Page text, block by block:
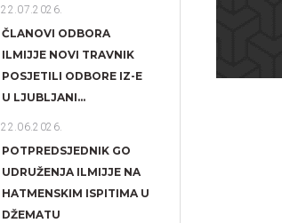
22.07.2026.
ČLANOVI ODBORA
ILMIJJE NOVI TRAVNIK
POSJETILI ODBORE IZ-E
U LJUBLJANI...
22.06.2026.
POTPREDSJEDNIK GO
UDRUŽENJA ILMIJJE NA
HATMENSKIM ISPITIMA U
DŽEMATU